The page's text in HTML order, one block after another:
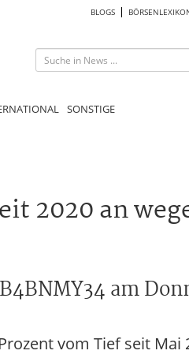
BLOGS
SONSTIGE
2020 an
am
vom Tief seit Mai